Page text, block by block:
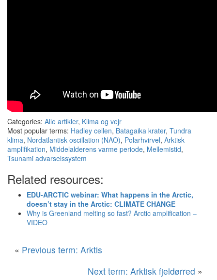
Categories: Alle artikler, Klima og vejr
Most popular terms: Hadley cellen, Batagaika krater, Tundra
klima, Nordatlantisk oscillation (NAO), Polarhvirvel, Arktisk
amplifikation, Middelalderens varme periode, Mellemistid,
Tsunami advarselssystem
Related resources:
EDU-ARCTIC webinar: What happens in the Arctic,
doesn’t stay in the Arctic: CLIMATE CHANGE
Why is Greenland melting so fast? Arctic amplification –
VIDEO
« Previous term: Arktis
Next term: Arktisk fjeldørred »